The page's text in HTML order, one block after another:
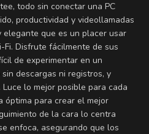
todo sin conectar una PC
productividad y videollamadas
que es un placer usar
Fi. Disfrute fácilmente de sus
de experimentar en un
descargas ni registros, y
lo mejor posible para cada
óptima para crear el mejor
de la cara lo centra
enfoca, asegurando que los